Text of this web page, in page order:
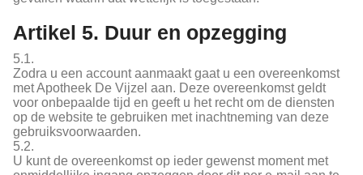
Artikel 5. Duur en opzegging
5.1.
Zodra u een account aanmaakt gaat u een overeenkomst
met Apotheek De Vijzel aan. Deze overeenkomst geldt
voor onbepaalde tijd en geeft u het recht om de diensten
op de website te gebruiken met inachtneming van deze
gebruiksvoorwaarden.
5.2.
U kunt de overeenkomst op ieder gewenst moment met